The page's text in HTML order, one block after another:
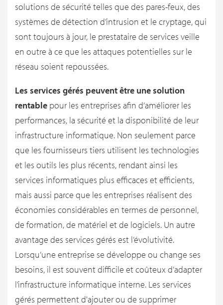
solutions de sécurité telles que des pares-feux, des
systèmes de détection d’intrusion et le cryptage, qui
sont toujours à jour, le prestataire de services veille
en outre à ce que les attaques potentielles sur le
réseau soient repoussées.
Les services gérés peuvent être une solution
rentable pour les entreprises afin d’améliorer les
performances, la sécurité et la disponibilité de leur
infrastructure informatique. Non seulement parce
que les fournisseurs tiers utilisent les technologies
et les outils les plus récents, rendant ainsi les
services informatiques plus efficaces et efficients,
mais aussi parce que les entreprises réalisent des
économies considérables en termes de personnel,
de formation, de matériel et de logiciels. Un autre
avantage des services gérés est l’évolutivité.
Lorsqu’une entreprise se développe ou change ses
besoins, il est souvent difficile et coûteux d’adapter
l’infrastructure informatique interne. Les services
gérés permettent d'ajouter ou de supprimer